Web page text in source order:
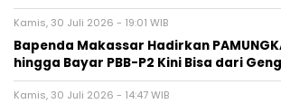
Kamis, 30 Juli 2026 - 19:01 WIB
Bapenda Makassar Hadirkan
hingga Bayar PBB-P2 Kini Bisa dari
Kamis, 30 Juli 2026 - 14:47 WIB